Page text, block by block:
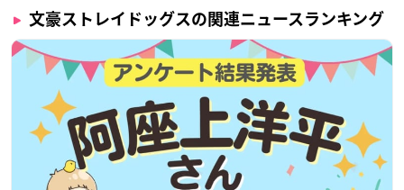
文豪ストレイドッグスの関連ニュースランキング